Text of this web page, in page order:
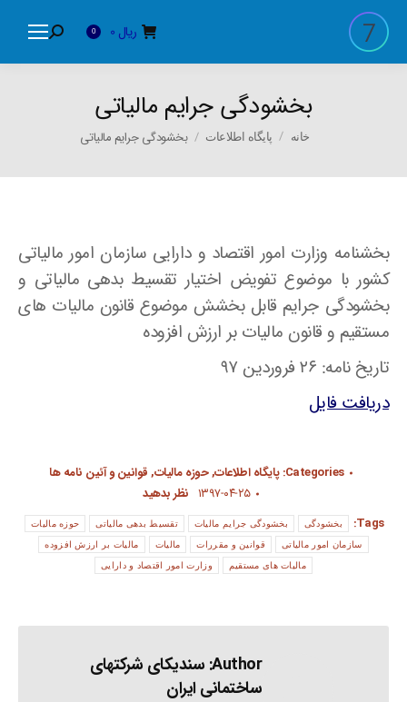
ریال 0
Search:
بخشودگی جرایم مالیاتی
You are here:
خانه پایگاه اطلاعات بخشودگی جرایم مالیاتی
بخشنامه وزارت امور اقتصاد و دارایی سازمان امور مالیاتی
کشور با موضوع تفویض اختیار تقسیط بدهی مالیاتی و
بخشودگی جرایم قابل بخشش موضوع قانون مالیات های
مستقیم و قانون مالیات بر ارزش افزوده
تاریخ نامه: ۲۶ فروردین ۹۷
دریافت فایل
Categories: پایگاه اطلاعات,حوزه مالیات,قوانین و آئین نامه ها
۱۳۹۷-۰۴-۲۵ نظر بدهید
Tags:
بخشودگی بخشودگی جرایم مالیات تقسیط بدهی مالیاتی حوزه مالیات
سازمان امور مالیاتی قوانین و مقررات مالیات مالیات بر ارزش افزوده
مالیات های مستقیم وزارت امور اقتصاد و دارایی
Author: سندیکای شرکتهای
ساختمانی ایران